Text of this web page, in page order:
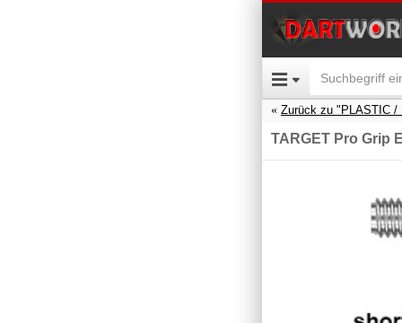
Zurück zu "PLASTIC /
TARGET Pro Grip